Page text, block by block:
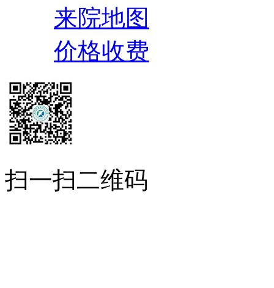
来院地图
价格收费
扫一扫二维码